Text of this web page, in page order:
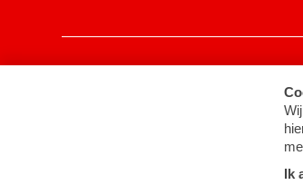
Cookie-instellingen